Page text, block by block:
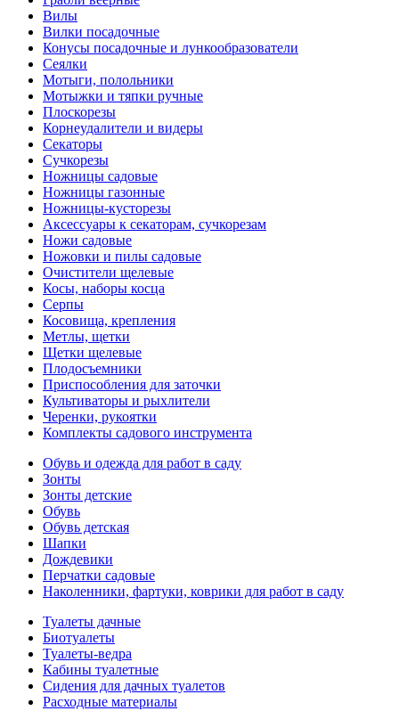
Вилы
Вилки посадочные
Конусы посадочные и лункообразователи
Сеялки
Мотыги, полольники
Мотыжки и тяпки ручные
Плоскорезы
Корнеудалители и видеры
Секаторы
Сучкорезы
Ножницы садовые
Ножницы газонные
Ножницы-кусторезы
Аксессуары к секаторам, сучкорезам
Ножи садовые
Ножовки и пилы садовые
Очистители щелевые
Косы, наборы косца
Серпы
Косовища, крепления
Метлы, щетки
Щетки щелевые
Плодосъемники
Приспособления для заточки
Культиваторы и рыхлители
Черенки, рукоятки
Комплекты садового инструмента
Обувь и одежда для работ в саду
Зонты
Зонты детские
Обувь
Обувь детская
Шапки
Дождевики
Перчатки садовые
Наколенники, фартуки, коврики для работ в саду
Туалеты дачные
Биотуалеты
Туалеты-ведра
Кабины туалетные
Сидения для дачных туалетов
Расходные материалы